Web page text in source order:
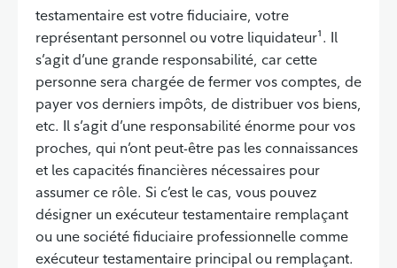
testamentaire est votre fiduciaire, votre
représentant personnel ou votre liquidateur¹. Il
s’agit d’une grande responsabilité, car cette
personne sera chargée de fermer vos comptes, de
payer vos derniers impôts, de distribuer vos biens,
etc. Il s’agit d’une responsabilité énorme pour vos
proches, qui n’ont peut-être pas les connaissances
et les capacités financières nécessaires pour
assumer ce rôle. Si c’est le cas, vous pouvez
désigner un exécuteur testamentaire remplaçant
ou une société fiduciaire professionnelle comme
exécuteur testamentaire principal ou remplaçant.